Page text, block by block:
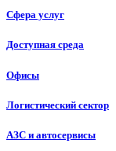
Сфера услуг
Доступная среда
Офисы
Логистический сектор
АЗС и автосервисы